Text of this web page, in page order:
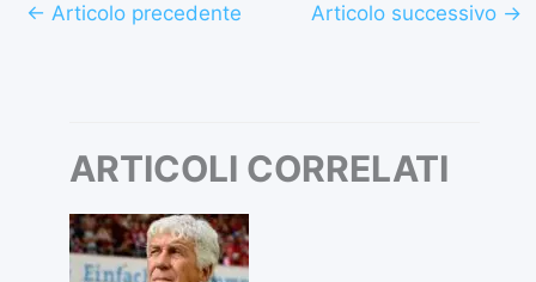
← Articolo precedente Articolo successivo →
ARTICOLI CORRELATI